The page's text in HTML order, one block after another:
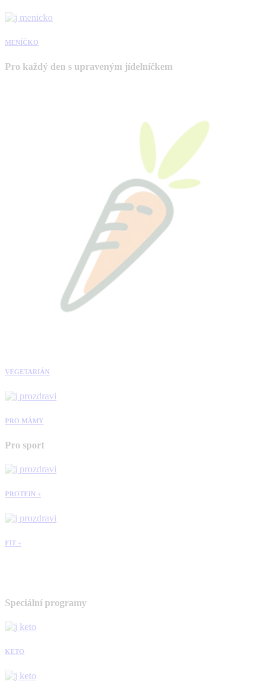
MENÍČKO
Pro každý den s upraveným jídelníčkem
VEGETARIÁN
PRO MÁMY
Pro sport
PROTEIN +
FIT +
Speciální programy
KETO